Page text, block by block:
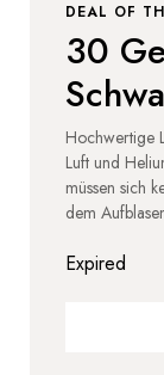
DEAL OF
30
Hochwertige
Luft und
müssen sich
dem
Expired